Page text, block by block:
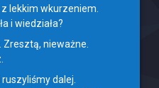
lekkim wkurzeniem.
i wiedziała?
nieważne.
dalej.